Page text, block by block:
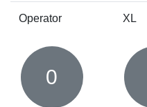
Operator XL
0